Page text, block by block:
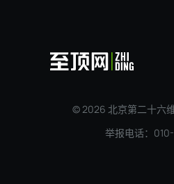
© 2026 北京第二十六
举报电话：